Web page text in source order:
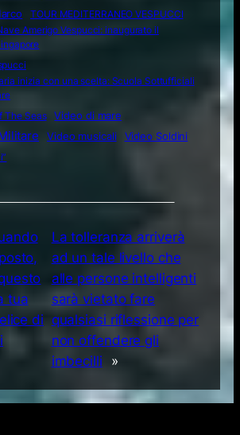
TOUR MEDITERRANEO VESPUCCI
Amerigo Vespucci: inaugurato il
inizia con una scelta: Scuola Sottufficiali
The Seas
Video di mare
Video musicali
Video Soldini
tua
di
La tolleranza arriverà
ad un tale livello che
alle persone intelligenti
sarà vietato fare
qualsiasi riflessione per
non offendere gli
imbecilli
»